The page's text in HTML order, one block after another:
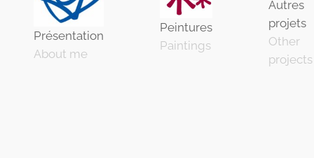
Présentation
About me
Peintures
Paintings
Autres
projets
Other
projects